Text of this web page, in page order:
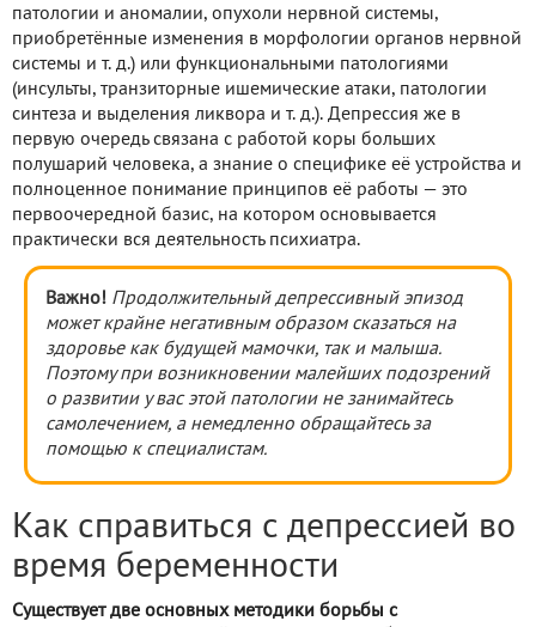
патологии и аномалии, опухоли нервной системы,
приобретённые изменения в морфологии органов нервной
системы и т. д.) или функциональными патологиями
(инсульты, транзиторные ишемические атаки, патологии
синтеза и выделения ликвора и т. д.). Депрессия же в
первую очередь связана с работой коры больших
полушарий человека, а знание о специфике её устройства и
полноценное понимание принципов её работы — это
первоочередной базис, на котором основывается
практически вся деятельность психиатра.
Важно! Продолжительный депрессивный эпизод
может крайне негативным образом сказаться на
здоровье как будущей мамочки, так и малыша.
Поэтому при возникновении малейших подозрений
о развитии у вас этой патологии не занимайтесь
самолечением, а немедленно обращайтесь за
помощью к специалистам.
Как справиться с депрессией во
время беременности
Существует две основных методики борьбы с